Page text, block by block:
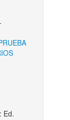
Ed.